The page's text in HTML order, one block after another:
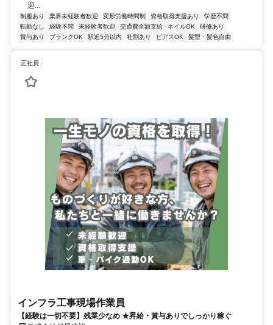
迎...
制服あり 業界未経験者歓迎 変形労働時間制 資格取得支援あり
学歴不問
転勤なし
経験不問 未経験者歓迎 交通費全額支給 ネイルOK
研修あり
賞与あり
ブランクOK 駅近5分以内 社割あり ピアスOK 髪型・髪色自由
正社員
インフラ工事現場作業員
【経験は一切不要】残業少なめ ★昇給・賞与ありでしっかり稼ぐ